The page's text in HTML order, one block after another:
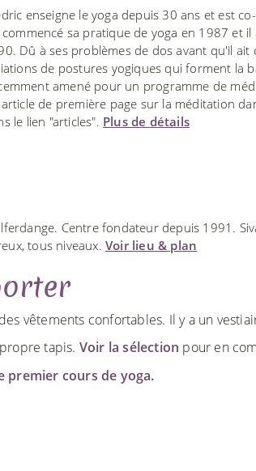
enseigne le yoga depuis 30 ans et est
commencé sa pratique de yoga en 1987 et
Dû à ses problèmes de dos avant qu'il
de postures yogiques qui forment la
amené pour un programme de
de première page sur la méditation
le lien "articles". Plus de détails
Centre fondateur depuis 1991.
tous niveaux. Voir lieu & plan
vêtements confortables. Il y a un
tapis. Voir la sélection pour en
premier cours de yoga.